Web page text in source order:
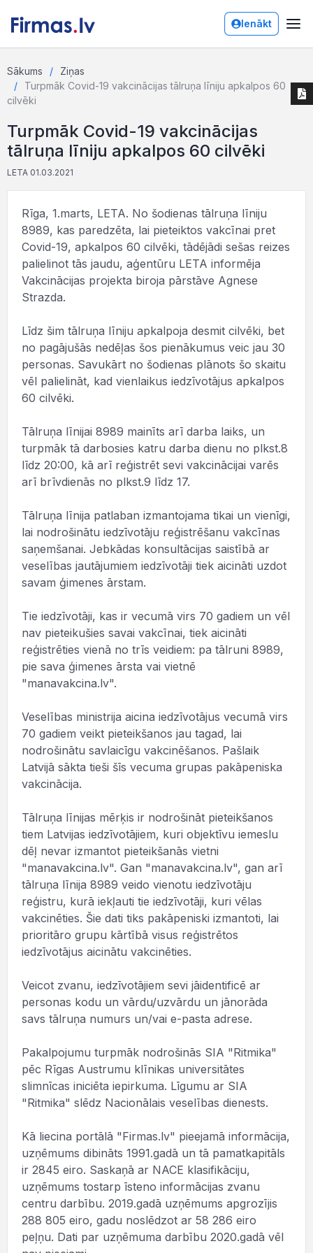
Ienākt
Sākums
Ziņas
Turpmāk Covid-19 vakcinācijas tālruņa līniju apkalpos 60
cilvēki
Turpmāk Covid-19 vakcinācijas
tālruņa līniju apkalpos 60 cilvēki
LETA 01.03.2021
Rīga, 1.marts, LETA. No šodienas tālruņa līniju
8989, kas paredzēta, lai pieteiktos vakcīnai pret
Covid-19, apkalpos 60 cilvēki, tādējādi sešas reizes
palielinot tās jaudu, aģentūru LETA informēja
Vakcinācijas projekta biroja pārstāve Agnese
Strazda.
Līdz šim tālruņa līniju apkalpoja desmit cilvēki, bet
no pagājušās nedēļas šos pienākumus veic jau 30
personas. Savukārt no šodienas plānots šo skaitu
vēl palielināt, kad vienlaikus iedzīvotājus apkalpos
60 cilvēki.
Tālruņa līnijai 8989 mainīts arī darba laiks, un
turpmāk tā darbosies katru darba dienu no plkst.8
līdz 20:00, kā arī reģistrēt sevi vakcinācijai varēs
arī brīvdienās no plkst.9 līdz 17.
Tālruņa līnija patlaban izmantojama tikai un vienīgi,
lai nodrošinātu iedzīvotāju reģistrēšanu vakcīnas
saņemšanai. Jebkādas konsultācijas saistībā ar
veselības jautājumiem iedzīvotāji tiek aicināti uzdot
savam ģimenes ārstam.
Tie iedzīvotāji, kas ir vecumā virs 70 gadiem un vēl
nav pieteikušies savai vakcīnai, tiek aicināti
reģistrēties vienā no trīs veidiem: pa tālruni 8989,
pie sava ģimenes ārsta vai vietnē
"manavakcina.lv".
Veselības ministrija aicina iedzīvotājus vecumā virs
70 gadiem veikt pieteikšanos jau tagad, lai
nodrošinātu savlaicīgu vakcinēšanos. Pašlaik
Latvijā sākta tieši šīs vecuma grupas pakāpeniska
vakcinācija.
Tālruņa līnijas mērķis ir nodrošināt pieteikšanos
tiem Latvijas iedzīvotājiem, kuri objektīvu iemeslu
dēļ nevar izmantot pieteikšanās vietni
"manavakcina.lv". Gan "manavakcina.lv", gan arī
tālruņa līnija 8989 veido vienotu iedzīvotāju
reģistru, kurā iekļauti tie iedzīvotāji, kuri vēlas
vakcinēties. Šie dati tiks pakāpeniski izmantoti, lai
prioritāro grupu kārtībā visus reģistrētos
iedzīvotājus aicinātu vakcinēties.
Veicot zvanu, iedzīvotājiem sevi jāidentificē ar
personas kodu un vārdu/uzvārdu un jānorāda
savs tālruņa numurs un/vai e-pasta adrese.
Pakalpojumu turpmāk nodrošinās SIA "Ritmika"
pēc Rīgas Austrumu klīnikas universitātes
slimnīcas iniciēta iepirkuma. Līgumu ar SIA
"Ritmika" slēdz Nacionālais veselības dienests.
Kā liecina portālā "Firmas.lv" pieejamā informācija,
uzņēmums dibināts 1991.gadā un tā pamatkapitāls
ir 2845 eiro. Saskaņā ar NACE klasifikāciju,
uzņēmums tostarp īsteno informācijas zvanu
centru darbību. 2019.gadā uzņēmums apgrozījis
288 805 eiro, gadu noslēdzot ar 58 286 eiro
peļņu. Dati par uzņēmuma darbību 2020.gadā vēl